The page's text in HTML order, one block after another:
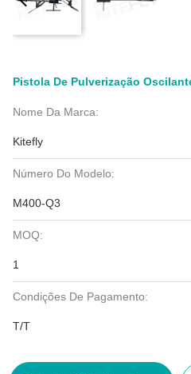
Pistola De Pulverização
Nome Da Marca:
Kitefly
Número Do Modelo:
M400-Q3
MOQ:
1
Condições De Pagamento:
T/T